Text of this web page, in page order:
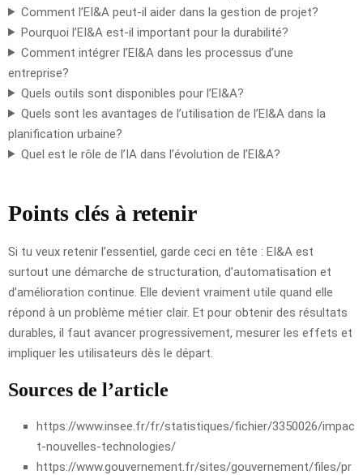
Comment l’EI&A peut-il aider dans la gestion de projet?
Pourquoi l’EI&A est-il important pour la durabilité?
Comment intégrer l’EI&A dans les processus d’une
entreprise?
Quels outils sont disponibles pour l’EI&A?
Quels sont les avantages de l’utilisation de l’EI&A dans la
planification urbaine?
Quel est le rôle de l’IA dans l’évolution de l’EI&A?
Points clés à retenir
Si tu veux retenir l’essentiel, garde ceci en tête : EI&A est
surtout une démarche de structuration, d’automatisation et
d’amélioration continue. Elle devient vraiment utile quand elle
répond à un problème métier clair. Et pour obtenir des résultats
durables, il faut avancer progressivement, mesurer les effets et
impliquer les utilisateurs dès le départ.
Sources de l’article
https://www.insee.fr/fr/statistiques/fichier/3350026/impac
t-nouvelles-technologies/
https://www.gouvernement.fr/sites/gouvernement/files/pr